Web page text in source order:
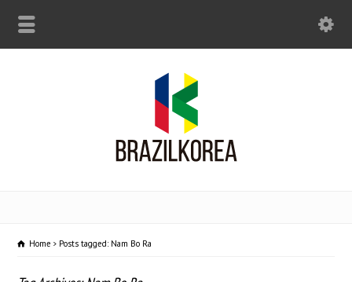
Home Posts tagged: Nam Bo Ra